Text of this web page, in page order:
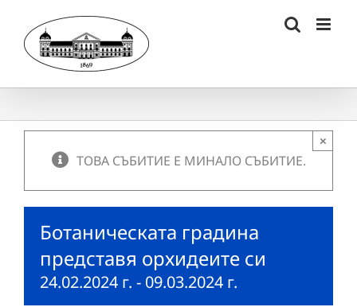
content
ТОВА СЪБИТИЕ Е МИНАЛО СЪБИТИЕ.
×
Ботаническата градина
представя орхидеите си
24.02.2024 г. - 09.03.2024 г.